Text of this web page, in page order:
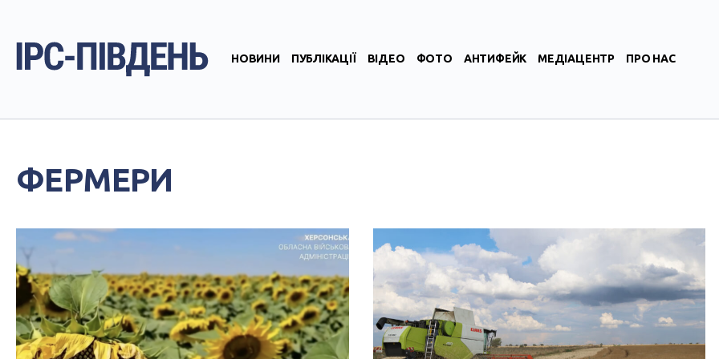
НОВИНИ ПУБЛІКАЦІЇ ВІДЕО ФОТО АНТИФЕЙК МЕДІАЦЕНТР ПРО НАС
ФЕРМЕРИ